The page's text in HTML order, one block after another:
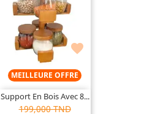

MEILLEURE OFFRE
Support En Bois Avec 8...
199,000 TND